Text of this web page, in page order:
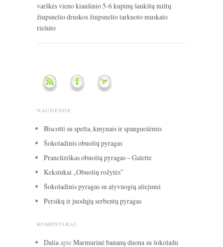
varškės vieno kiaušinio 5-6 kupinų šaukštų miltų
žiupsnelio druskos žiupsnelio tarkuoto muskato
riešuto
NAUJIENOS
Biscotti su spelta, kmynais ir spanguolėmis
Šokoladinis obuolių pyragas
Prancūziškas obuolių pyragas – Galette
Keksiukai „Obuolių rožytės”
Šokoladinis pyragas su alyvuogių aliejumi
Persikų ir juodųjų serbentų pyragas
KOMENTARAI
Dalia apieMarmurinė bananų duona su šokoladu